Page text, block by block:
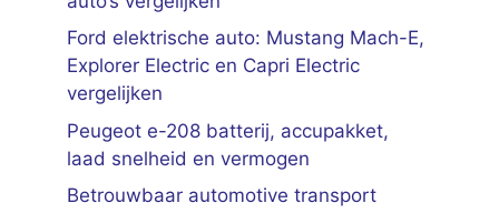
Ford elektrische auto: Mustang Mach-E,
Explorer Electric en Capri Electric
vergelijken
Peugeot e-208 batterij, accupakket,
laad snelheid en vermogen
Betrouwbaar automotive transport